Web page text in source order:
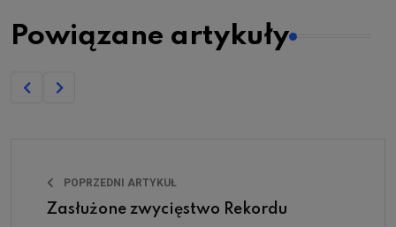
Powiązane artykuły
POPRZEDNI ARTYKUŁ
Zasłużone zwycięstwo Rekordu